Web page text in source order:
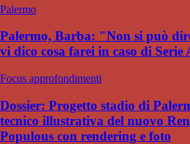
Palermo
Palermo, Barba: "Non si può
vi dico cosa farei in caso di Serie
Focus approfondimenti
Dossier: Progetto stadio di
tecnico illustrativa del nuovo
Populous con rendering e foto